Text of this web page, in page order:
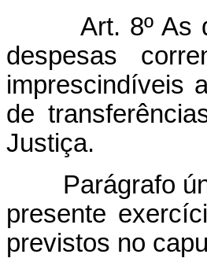
Art. 8º As
despesas
imprescindíveis
de
Justiça.
Parágrafo
presente
previstos no